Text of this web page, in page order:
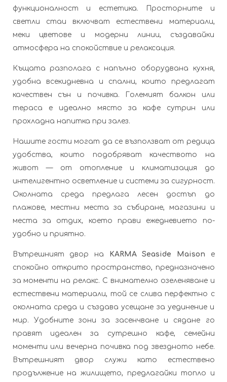
функционалност и естетика. Просторните и
светли стаи включват естествени материали,
меки цветове и модерни линии, създавайки
атмосфера на спокойствие и релаксация.
Къщата разполага с напълно оборудвана кухня,
удобна всекидневна и спални, които предлагат
качествен сън и почивка. Големият балкон или
тераса е идеално място за кафе сутрин или
прохладна напитка при залез.
Нашите гости могат да се възползват от редица
удобства, които подобряват качеството на
живот — от отопление и климатизация до
интелигентно осветление и системи за сигурност.
Околната среда предлага лесен достъп до
плажове, местни места за събиране, магазини и
места за отдих, което прави ежедневието по-
удобно и приятно.
Вътрешният двор на KARMA Seaside Maison е
спокойно открито пространство, предназначено
за моменти на релакс. С внимателно озеленяване и
естествени материали, той се слива перфектно с
околната среда и създава усещане за уединение и
мир. Удобните зони за засенчване и сядане го
правят идеален за сутрешно кафе, семейни
моменти или вечерна почивка под звездното небе.
Вътрешният двор служи като естествено
продължение на жилището, предлагайки топло и